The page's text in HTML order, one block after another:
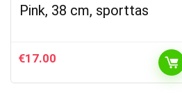
Pink, 38 cm, sporttas
€17.00